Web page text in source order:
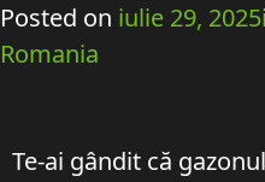
Posted on iulie 29, 2025
Romania
Te-ai gândit că